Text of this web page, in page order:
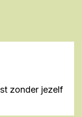
zonder jezelf